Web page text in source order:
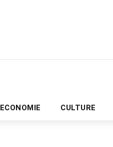
ECONOMIE CULTURE